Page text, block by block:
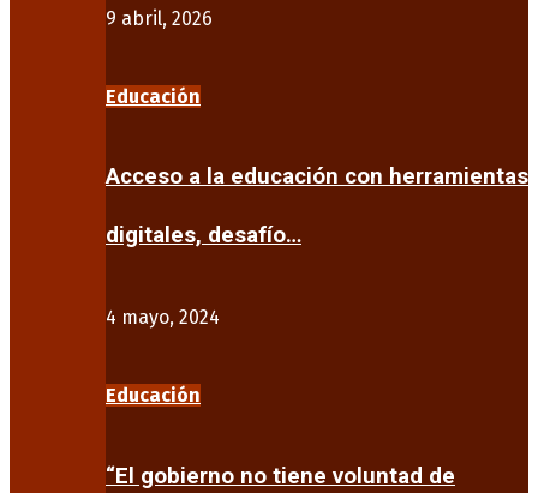
9 abril, 2026
Educación
Acceso a la educación con herramientas
digitales, desafío…
4 mayo, 2024
Educación
“El gobierno no tiene voluntad de